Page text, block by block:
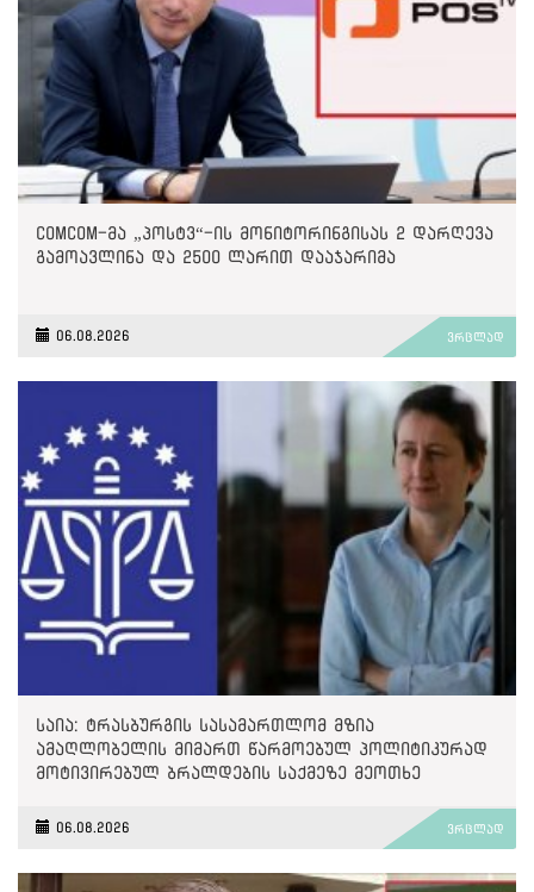
ComCom-მა „პოსტვ“-ის მონიტორინგისას 2 დარღევა
გამოავლინა და 2500 ლარით დააჯარიმა
06.08.2026 ვრცლად
საია: ტრასბურგის სასამართლომ მზია
ამაღლობელის მიმართ წარმოებულ პოლიტიკურად
მოტივირებულ ბრალდების საქმეზე მეოთხე
06.08.2026 ვრცლად